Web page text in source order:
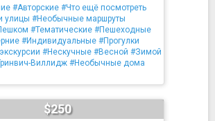
#Авторские #Что ещё посмотреть
улицы #Необычные маршруты
#Тематические #Пешеходные
#Индивидуальные #Прогулки
#Нескучные #Весной #Зимой
Виллидж #Необычные дома
$250